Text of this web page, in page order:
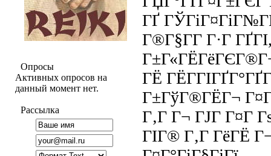
Опросы
Активных опросов на
данный момент нет.
Рассылка
ГҐ
Г®Г§Г­Г Г·Г
ГЁ
Г±ГўГ®ГЁГ¬
Г‚Г Г¬ ГЈГ Г¤Г
ГІГ® Г‚Г ГёГЁ